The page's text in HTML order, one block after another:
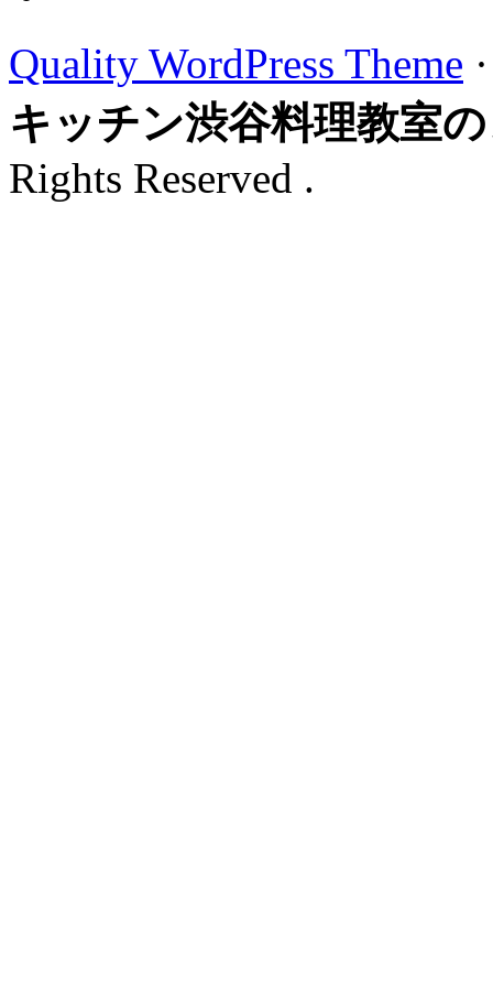
Quality WordPress Theme
キッチン渋谷料理教室
Rights Reserved .